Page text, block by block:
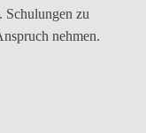
Schulungen zu
nehmen.